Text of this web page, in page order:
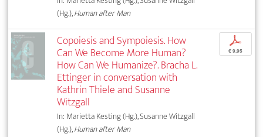
(Hg.),Human after Man
Copoiesis and Sympoiesis. How
Can We Become More Human?
How Can We Humanize?. Bracha L.
Ettinger in conversation with
Kathrin Thiele and Susanne
Witzgall
In: Marietta Kesting (Hg.), Susanne Witzgall
(Hg.),Human after Man
p
€ 9,95